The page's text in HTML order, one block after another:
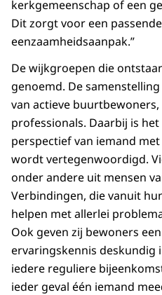
kerkgemeenschap of een
Dit zorgt voor een
eenzaamheidsaanpak.”
De wijkgroepen die
genoemd. De
van actieve
professionals. Daarbij is
perspectief van iemand
wordt vertegenwoordigd.
onder andere uit mensen
Verbindingen, die vanuit
helpen met allerlei
Ook geven zij bewoners
ervaringskennis deskundig
iedere reguliere
ieder geval één iemand